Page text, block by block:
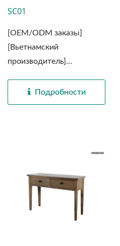
SC01
[OEM/ODM заказы]
[Вьетнамский
производитель]
Подробности